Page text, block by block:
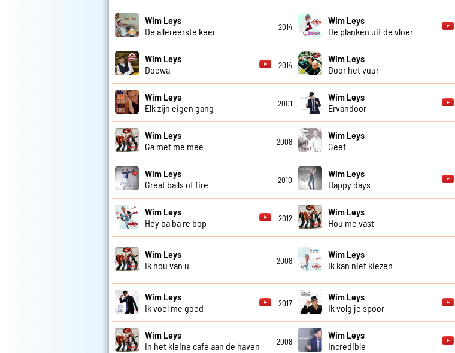
Wim Leys
De allereerste keer
2014
Wim Leys
De planken uit de vloer
Wim Leys
Doewa
2014
Wim Leys
Door het vuur
Wim Leys
Elk zijn eigen gang
2001
Wim Leys
Ervandoor
Wim Leys
Ga met me mee
2008
Wim Leys
Geef
Wim Leys
Great balls of fire
2010
Wim Leys
Happy days
Wim Leys
Hey ba ba re bop
2012
Wim Leys
Hou me vast
Wim Leys
Ik hou van u
2008
Wim Leys
Ik kan niet kiezen
Wim Leys
Ik voel me goed
2017
Wim Leys
Ik volg je spoor
Wim Leys
In het kleine cafe aan de haven
2008
Wim Leys
Incredible